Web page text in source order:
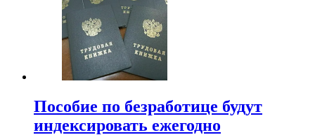
Пособие по безработице будут
индексировать ежегодно